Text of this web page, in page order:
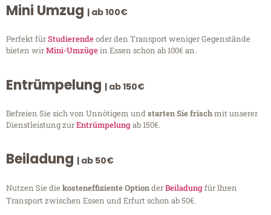
Mini Umzug | ab 100€
Perfekt fürStudierendeoder den Transport weniger Gegenstände
bieten wirMini-Umzügein Essen schon ab 100€ an.
Entrümpelung | ab 150€
Befreien Sie sich von Unnötigem undstarten Sie frischmit unserer
Dienstleistung zurEntrümpelungab 150€.
Beiladung | ab 50€
Nutzen Sie diekosteneffiziente OptionderBeiladungfür Ihren
Transport zwischen Essen und Erfurt schon ab 50€.